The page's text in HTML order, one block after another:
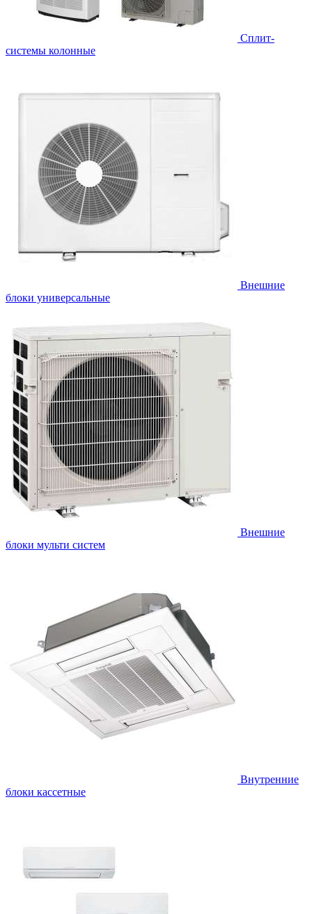
Cплит-
системы колонные
Внешние
блоки универсальные
Внешние
блоки мульти систем
Внутренние
блоки кассетные